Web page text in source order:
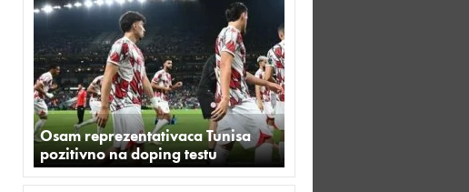
Osam reprezentativaca Tunisa
pozitivno na doping testu